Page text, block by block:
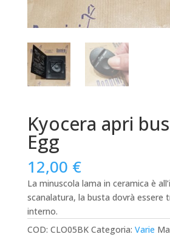
Kyocera apri
Egg
12,00 €
La minuscola lama in ceramica è
scanalatura, la busta dovrà essere
interno.
COD: CLO05BK Categoria: Varie